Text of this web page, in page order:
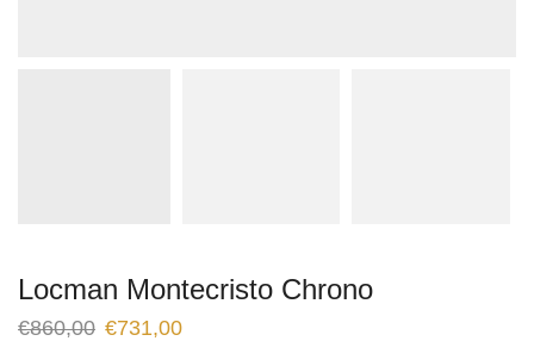
Locman Montecristo Chrono
€860,00 €731,00